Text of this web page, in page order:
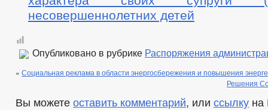
несовершеннолетних детей
Опубликовано в рубрике Распоряжения
« Социальная реклама в области энергосбережения и повышения
Решения
Вы можете оставить комментарий, или ссылку на